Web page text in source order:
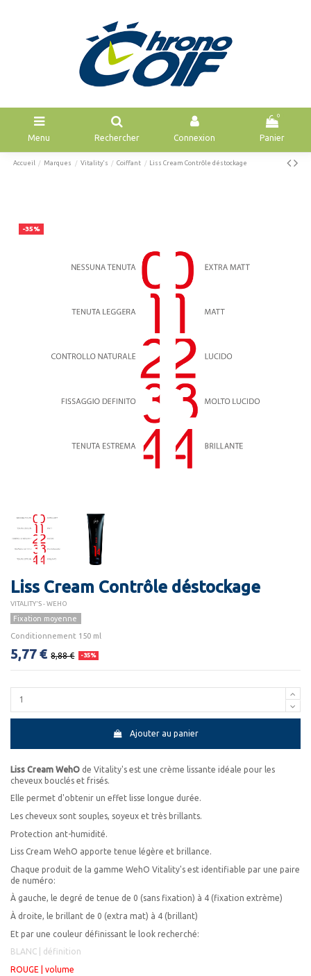
Menu Rechercher Connexion
0
Panier
Accueil Marques Vitality's Coiffant Liss Cream Contrôle déstockage
-35%
Liss Cream Contrôle déstockage
VITALITY'S - WEHO
Fixation moyenne
Conditionnement 150 ml
5,77 € 8,88 € -35%
Ajouter au panier
Liss Cream WehO de Vitality's est une crème lissante idéale pour les
cheveux bouclés et frisés.
Elle permet d'obtenir un effet lisse longue durée.
Les cheveux sont souples, soyeux et très brillants.
Protection ant-humidité.
Liss Cream WehO apporte tenue légère et brillance.
Chaque produit de la gamme WehO Vitality's est identifiable par une paire
de numéro:
À gauche, le degré de tenue de 0 (sans fixation) à 4 (fixation extrème)
À droite, le brillant de 0 (extra mat) à 4 (brillant)
Et par une couleur définissant le look recherché:
BLANC | définition
ROUGE | volume